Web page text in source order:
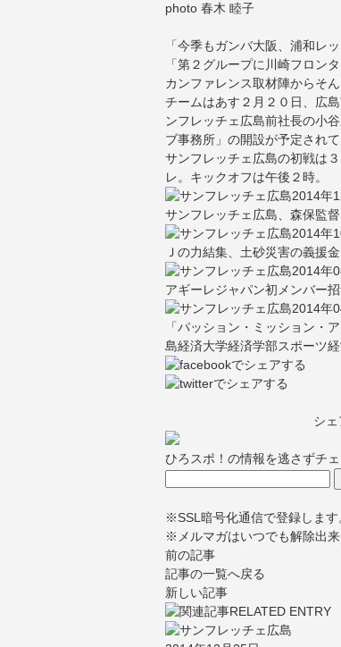
photo 春木 睦子
「今季もガンバ大阪、浦和レ
「第２グループに川崎フロン
カンファレンス取材陣からそ
チームはあす２月２０日、広
ンフレッチェ広島前社長の小
ブ事務所」の開設が予定されて
サンフレッチェ広島の初戦は
レ。キックオフは午後２時。
2014年
サンフレッチェ広島、森保監
2014年
Ｊの力結集、土砂災害の義援
2014年
アギーレジャパン初メンバー
2014年
「パッション・ミッション・
島経済大学経済学部スポーツ
シ
ひろスポ！の情報を逃さずチェ
※SSL暗号化通信で登録します
※メルマガはいつでも解除出来
前の記事
記事の一覧へ戻る
新しい記事